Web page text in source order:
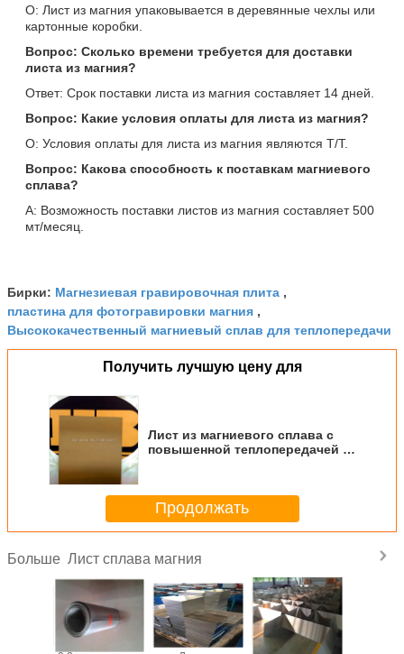
О: Лист из магния упаковывается в деревянные чехлы или
картонные коробки.
Вопрос: Сколько времени требуется для доставки
листа из магния?
Ответ: Срок поставки листа из магния составляет 14 дней.
Вопрос: Какие условия оплаты для листа из магния?
О: Условия оплаты для листа из магния являются T/T.
Вопрос: Какова способность к поставкам магниевого
сплава?
A: Возможность поставки листов из магния составляет 500
мт/месяц.
Бирки: Магнезиевая гравировочная плита ,
пластина для фотогравировки магния ,
Высококачественный магниевый сплав для теплопередачи
Получить лучшую цену для
Лист из магниевого сплава с
повышенной теплопередачей с
Продолжать
Больше Лист сплава магния